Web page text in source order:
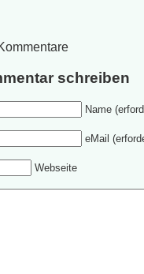
schreiben
Name
eMail
Webseite